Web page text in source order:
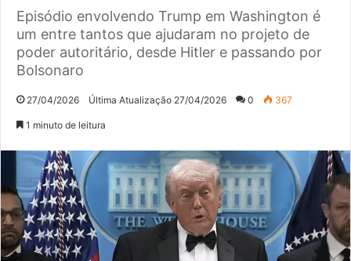
Episódio envolvendo Trump em Washington é
um entre tantos que ajudaram no projeto de
poder autoritário, desde Hitler e passando por
Bolsonaro
27/04/2026 Última Atualização 27/04/2026 0 367
1 minuto de leitura